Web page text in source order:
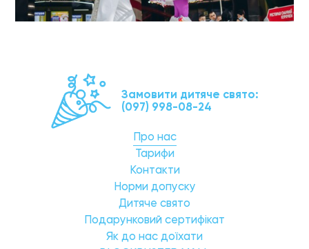
Замовити дитяче свято:
(097) 998-08-24
Про нас
Тарифи
Контакти
Норми допуску
Дитяче свято
Подарунковий сертифікат
Як до нас доїхати